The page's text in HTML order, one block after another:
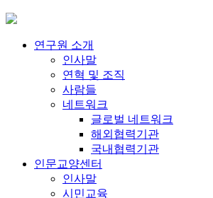
연구원 소개
인사말
연혁 및 조직
사람들
네트워크
글로벌 네트워크
해외협력기관
국내협력기관
인문교양센터
인사말
시민교육